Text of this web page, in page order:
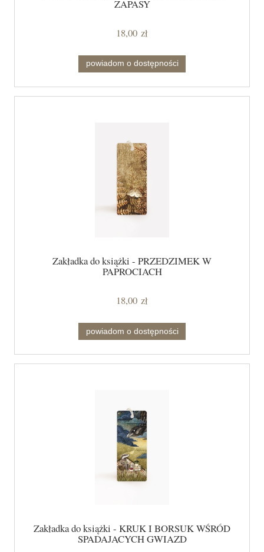
ZAPASY
18,00 zł
powiadom o dostępności
Zakładka do książki - PRZEDZIMEK W
PAPROCIACH
18,00 zł
powiadom o dostępności
Zakładka do książki - KRUK I BORSUK WŚRÓD
SPADAJĄCYCH GWIAZD